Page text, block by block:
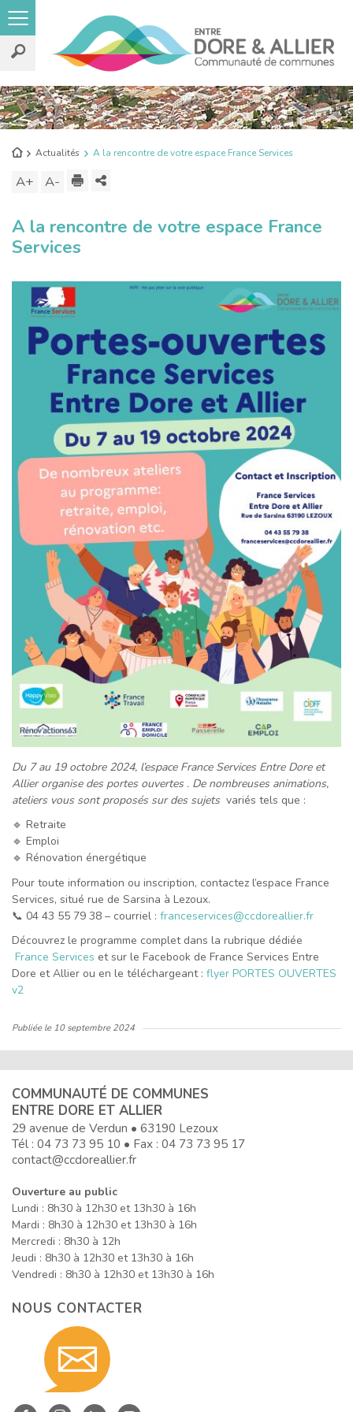
Rechercher
sur
le
site
Retour
l'accueil
Actualités A la rencontre de votre espace France Services
A+ Augmenter
taille
du
A- Diminuer
taille
du
Imprimer
contenu
A la rencontre de votre espace France
Services
Du 7 au 19 octobre 2024, l’espace France Services Entre Dore et
Allier organise des portes ouvertes . De nombreuses animations,
ateliers vous sont proposés sur des sujets variés tels que :
🔹 Retraite
🔹 Emploi
🔹 Rénovation énergétique
Pour toute information ou inscription, contactez l’espace France
Services, situé rue de Sarsina à Lezoux.
📞 04 43 55 79 38 – courriel : franceservices@ccdoreallier.fr
Découvrez le programme complet dans la rubrique dédiée
France Services et sur le Facebook de France Services Entre
Dore et Allier ou en le téléchargeant : flyer PORTES OUVERTES
v2
Publiée le10 septembre 2024
COMMUNAUTÉ DE COMMUNES
ENTRE DORE ET ALLIER
29 avenue de Verdun • 63190 Lezoux
Tél : 04 73 73 95 10 • Fax : 04 73 73 95 17
contact@ccdoreallier.fr
Ouverture au public
Lundi : 8h30 à 12h30 et 13h30 à 16h
Mardi : 8h30 à 12h30 et 13h30 à 16h
Mercredi : 8h30 à 12h
Jeudi : 8h30 à 12h30 et 13h30 à 16h
Vendredi : 8h30 à 12h30 et 13h30 à 16h
NOUS CONTACTER